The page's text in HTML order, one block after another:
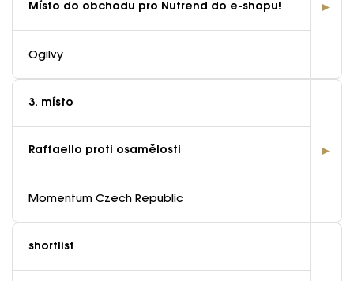
Místo do obchodu pro Nutrend do e-shopu!
Ogilvy
3. místo
Raffaello proti osamělosti
Momentum Czech Republic
shortlist